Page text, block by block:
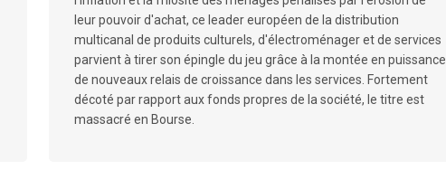
leur pouvoir d'achat, ce leader européen de la distribution
multicanal de produits culturels, d'électroménager et de services
parvient à tirer son épingle du jeu grâce à la montée en puissance
de nouveaux relais de croissance dans les services. Fortement
décoté par rapport aux fonds propres de la société, le titre est
massacré en Bourse.